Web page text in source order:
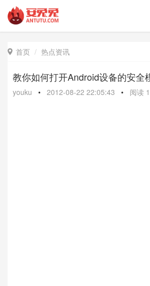
 首页 热点资讯
教你如何打开Android设备的安全
youku • 2012-08-22 22:05:43 • 阅读